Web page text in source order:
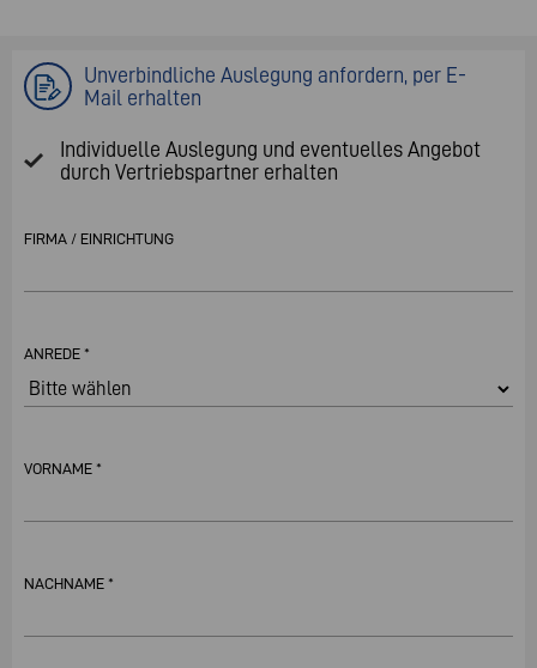
Unverbindliche Auslegung anfordern, per E-
Mail erhalten
Individuelle Auslegung und eventuelles Angebot
durch Vertriebspartner erhalten
FIRMA / EINRICHTUNG
ANREDE *
VORNAME *
NACHNAME *